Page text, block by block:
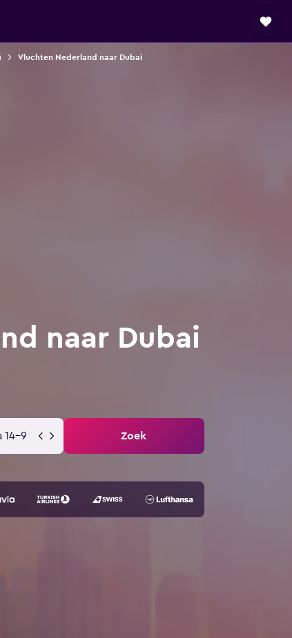
Vluchten Nederland naar Dubai
naar Dubai
14-9 Zoek